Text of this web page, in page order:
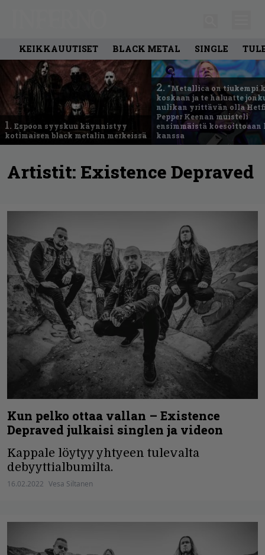
KEIKKAUUTISET BLACK METAL SINGLE
1. Espoon syyskuu käynnistyy
kotimaisen black metalin merkeissä
2. ”Metallica on tiukempi
koskaan ja te haluatte
nulikan yrittävän olla
Pepper Keenan muisteli
ensimmäistä
kanssa
Artistit: Existence Depraved
Kun pelko ottaa vallan – Existence
Depraved julkaisi singlen ja videon
Kappale löytyy yhtyeen tulevalta
debyyttialbumilta.
16.02.2022 Vesa Siltanen